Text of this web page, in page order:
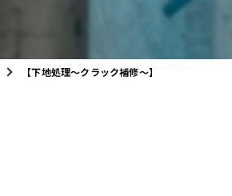
【下地処理〜クラック補修〜】